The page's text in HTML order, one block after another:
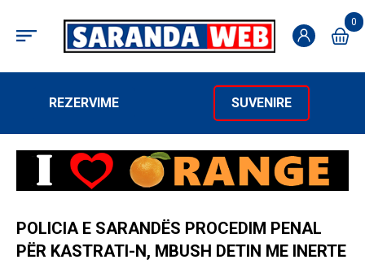
0
REZERVIME SUVENIRE
POLICIA E SARANDËS PROCEDIM PENAL
PËR KASTRATI-N, MBUSH DETIN ME INERTE